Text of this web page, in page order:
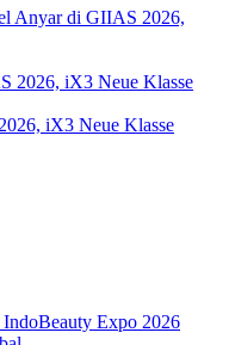
Anyar di GIIAS 2026,
iX3 Neue Klasse